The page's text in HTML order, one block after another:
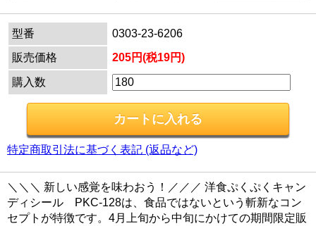
型番
0303-23-6206
販売価格
205円(税19円)
購入数
特定商取引法に基づく表記 (返品など)
＼＼＼ 新しい感覚を味わおう！／／／ 洋食ぷくぷくキャン
ディシール PKC-128は、食品ではないという斬新なコン
セプトが特徴です。4月上旬から中旬にかけての期間限定販